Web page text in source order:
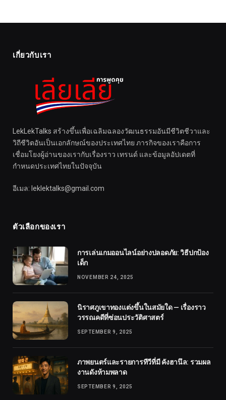
เกี่ยวกับเรา
LekLekTalks สร้างขึ้นเพื่อเฉลิมฉลองวัฒนธรรมอันมีชีวิตชีวาและ
วิถีชีวิตอันเป็นเอกลักษณ์ของประเทศไทย ภารกิจของเราคือการ
เชื่อมโยงผู้อ่านของเรากับเรื่องราว เทรนด์ และข้อมูลอัปเดตที่
กำหนดประเทศไทยในปัจจุบัน
อีเมล: leklektalks@gmail.com
ตัวเลือกของเรา
การเล่นเกมออนไลน์อย่างปลอดภัย: วิธีปกป้อง
เด็ก
NOVEMBER 24, 2025
นิราศภูเขาทองแต่งขึ้นในสมัยใด — เรื่องราว
วรรณคดีที่ซ่อนประวัติศาสตร์
SEPTEMBER 9, 2025
ภาพยนตร์และรายการทีวีที่มี คังฮานึล: รวมผล
งานดังห้ามพลาด
SEPTEMBER 9, 2025